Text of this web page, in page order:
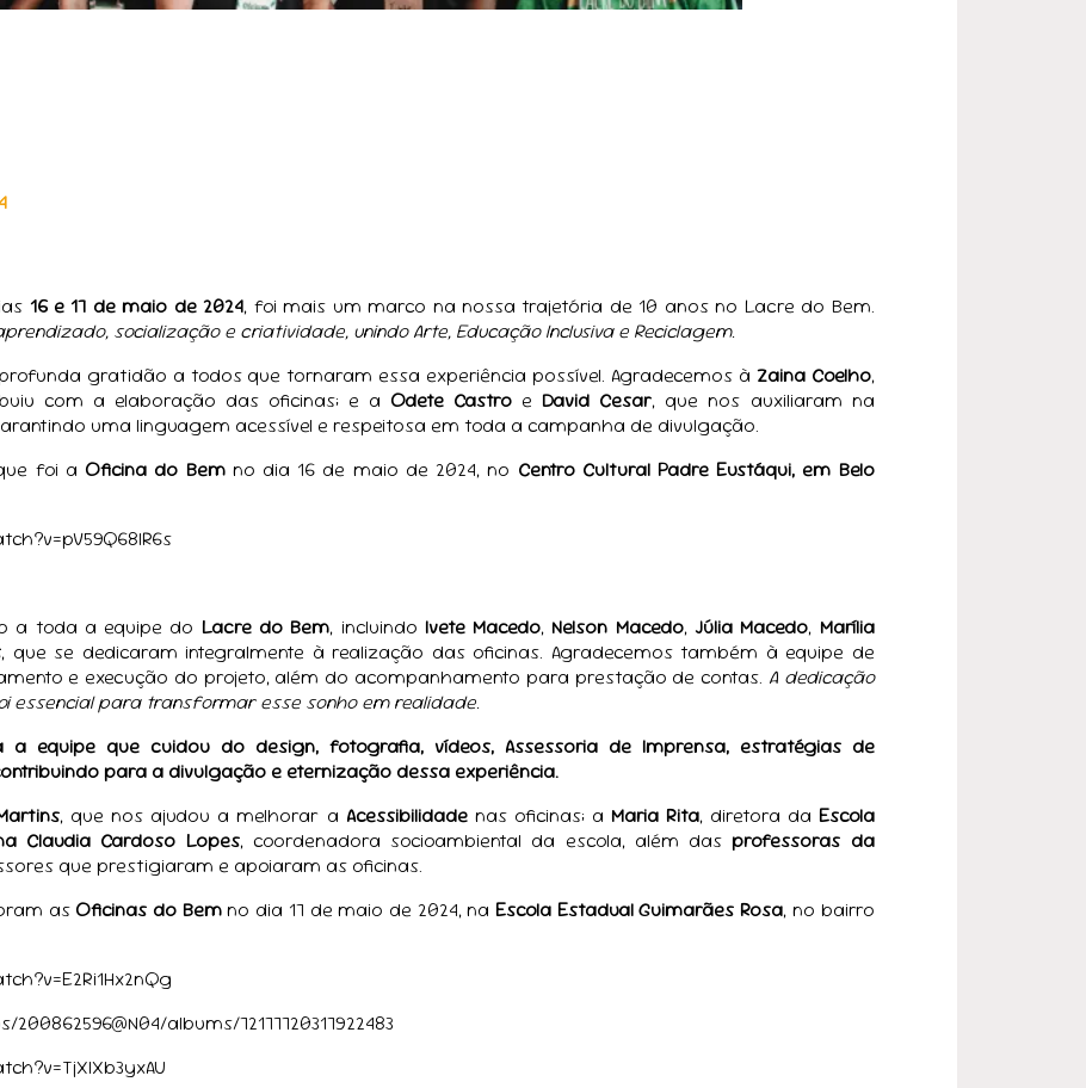
16 e 17 de maio de 2024, foi mais um marco na nossa trajetória de 10 anos no Lacre do Bem.
socialização e criatividade, unindo Arte, Educação Inclusiva e Reciclagem.
gratidão a todos que tornaram essa experiência possível. Agradecemos à Zaina Coelho,
com a elaboração das oficinas; e a Odete Castro eDavid Cesar, que nos auxiliaram na
uma linguagem acessível e respeitosa em toda a campanha de divulgação.
foi a Oficina do Bemno dia 16 de maio de 2024, no Centro Cultural Padre Eustáqui, em Belo
a toda a equipe do Lacre do Bem, incluindo Ivete Macedo,Nelson Macedo, Júlia Macedo, Marília
, que se dedicaram integralmente à realização das oficinas. Agradecemos também à equipe de
e execução do projeto, além do acompanhamento para prestação de contas. A dedicação
essencial para transformar esse sonho em realidade.
a equipe que cuidou do design, fotografia, vídeos, Assessoria de Imprensa, estratégias de
para a divulgação e eternização dessa experiência.
, que nos ajudou a melhorar a Acessibilidadenas oficinas; a Maria Rita, diretora da Escola
Claudia Cardoso Lopes, coordenadora socioambiental da escola, além dasprofessoras da
que prestigiaram e apoiaram as oficinas.
as Oficinas do Bemno dia 17 de maio de 2024, naEscola Estadual Guimarães Rosa, no bairro
albums/72177720317922483